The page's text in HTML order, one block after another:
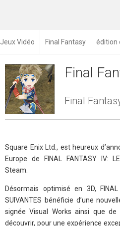
Jeux Vidéo Final Fantasy édition
Final
Final
Square Enix Ltd., est heureux
Europe de FINAL FANTASY IV:
Steam.
Désormais optimisé en 3D, FINAL
SUIVANTES bénéficie d’une
signée Visual Works ainsi que
découvrir, pour une expérience